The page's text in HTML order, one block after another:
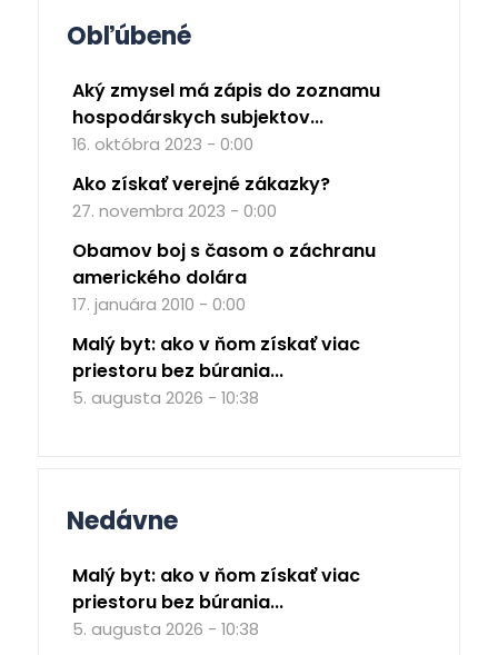
Obľúbené
Aký zmysel má zápis do zoznamu
hospodárskych subjektov...
16. októbra 2023 - 0:00
Ako získať verejné zákazky?
27. novembra 2023 - 0:00
Obamov boj s časom o záchranu
amerického dolára
17. januára 2010 - 0:00
Malý byt: ako v ňom získať viac
priestoru bez búrania...
5. augusta 2026 - 10:38
Nedávne
Malý byt: ako v ňom získať viac
priestoru bez búrania...
5. augusta 2026 - 10:38